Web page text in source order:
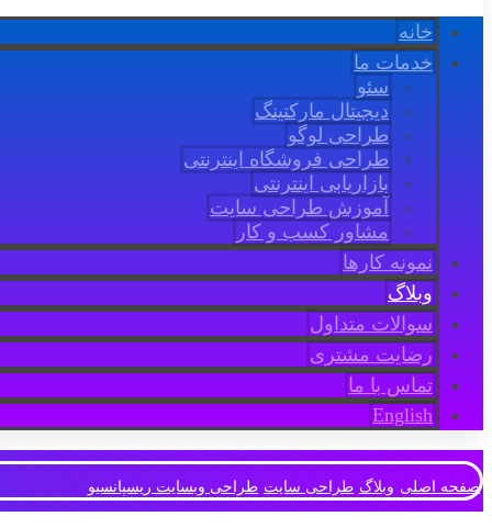
خانه
خدمات ما
سئو
دیجیتال مارکتینگ
طراحی لوگو
طراحی فروشگاه اینترنتی
بازاریابی اینترنتی
آموزش طراحی سایت
مشاور کسب و کار
نمونه کارها
وبلاگ
سوالات متداول
رضایت مشتری
تماس با ما
English
صفحه اصلی وبلاگ طراحی سایت طراحی وبسایت ریسپانسیو